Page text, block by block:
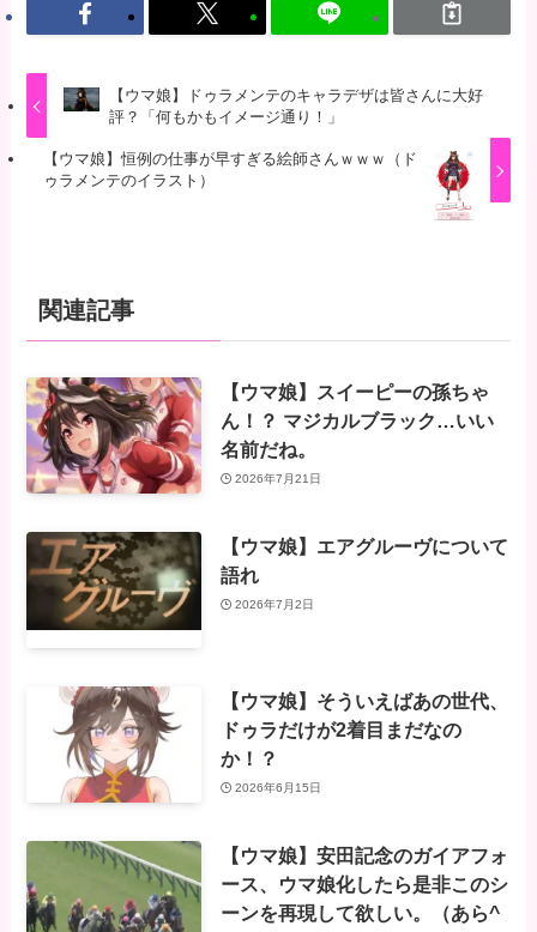
【ウマ娘】ドゥラメンテのキャラデザは皆さんに大好
評？「何もかもイメージ通り！」
【ウマ娘】恒例の仕事が早すぎる絵師さんｗｗｗ（ド
ゥラメンテのイラスト）
関連記事
【ウマ娘】スイーピーの孫ちゃ
ん！？ マジカルブラック…いい
名前だね。
2026年7月21日
【ウマ娘】エアグルーヴについて
語れ
2026年7月2日
【ウマ娘】そういえばあの世代、
ドゥラだけが2着目まだなの
か！？
2026年6月15日
【ウマ娘】安田記念のガイアフォ
ース、ウマ娘化したら是非このシ
ーンを再現して欲しい。（あら^